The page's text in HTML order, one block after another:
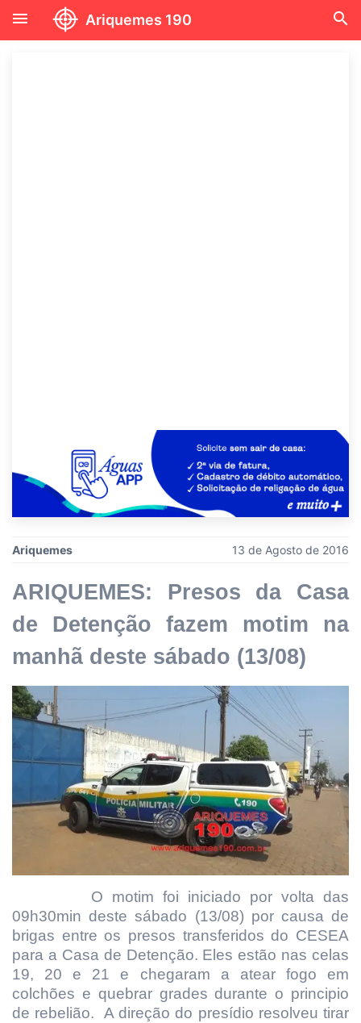
menu Ariquemes 190 search
Ariquemes 13 de Agosto de 2016
ARIQUEMES: Presos da Casa
de Detenção fazem motim na
manhã deste sábado (13/08)
O motim foi iniciado por volta das
09h30min deste sábado (13/08) por causa de
brigas entre os presos transferidos do CESEA
para a Casa de Detenção. Eles estão nas celas
19, 20 e 21 e chegaram a atear fogo em
colchões e quebrar grades durante o principio
de rebelião. A direção do presídio resolveu tirar